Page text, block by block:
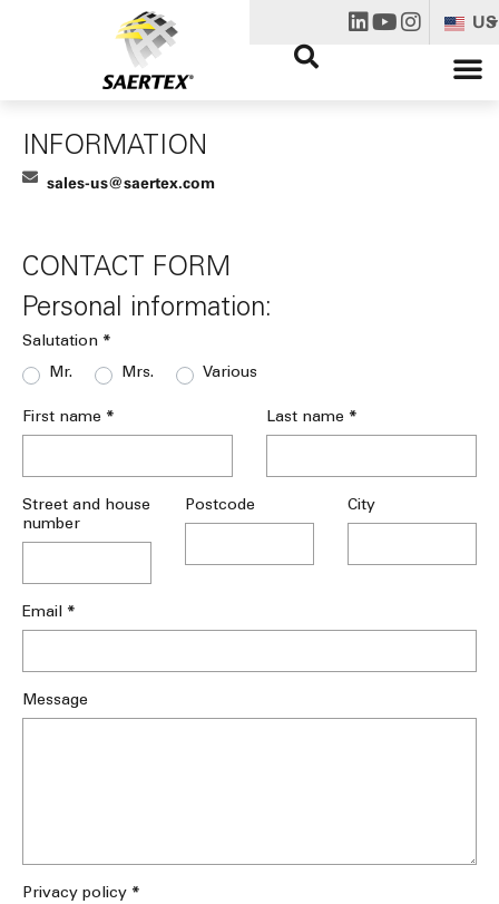
US
INFORMATION
sales-us@saertex.com
CONTACT FORM
Personal information:
Salutation *
Mr. Mrs. Various
First name * Last name *
Street and house
number
Postcode City
Email *
Message
Privacy policy *